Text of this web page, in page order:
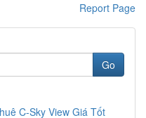
Report Page
Go
C-Sky View Giá Tốt